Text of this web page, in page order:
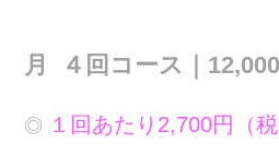
月 ４回コース｜
◎ １回あたり2,700円（税